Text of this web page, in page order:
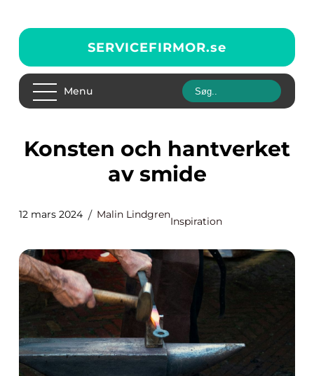
SERVICEFIRMOR.se
Menu
Konsten och hantverket
av smide
12 mars 2024 Malin Lindgren
Inspiration